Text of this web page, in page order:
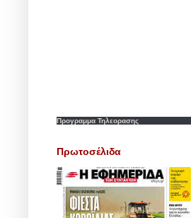
Προγραμμα Τηλεορασης
Πρωτοσέλιδα